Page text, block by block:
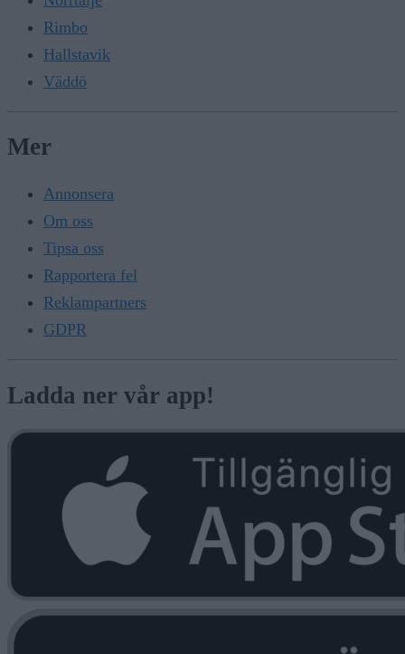
Rimbo
Hallstavik
Väddö
Mer
Annonsera
Om oss
Tipsa oss
Rapportera fel
Reklampartners
GDPR
Ladda ner vår app!